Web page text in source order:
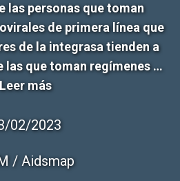
Leer más
02/2023
/ Aidsmap